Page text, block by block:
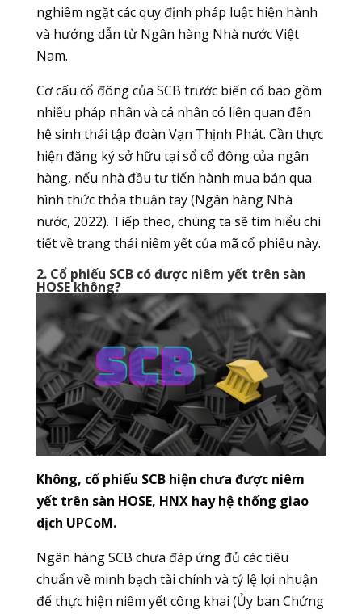
nghiêm ngặt các quy định pháp luật hiện hành
và hướng dẫn từ Ngân hàng Nhà nước Việt
Nam.
Cơ cấu cổ đông của SCB trước biến cố bao gồm
nhiều pháp nhân và cá nhân có liên quan đến
hệ sinh thái tập đoàn Vạn Thịnh Phát. Cần thực
hiện đăng ký sở hữu tại sổ cổ đông của ngân
hàng, nếu nhà đầu tư tiến hành mua bán qua
hình thức thỏa thuận tay (Ngân hàng Nhà
nước, 2022). Tiếp theo, chúng ta sẽ tìm hiểu chi
tiết về trạng thái niêm yết của mã cổ phiếu này.
2. Cổ phiếu SCB có được niêm yết trên sàn
HOSE không?
Không, cổ phiếu SCB hiện chưa được niêm
yết trên sàn HOSE, HNX hay hệ thống giao
dịch UPCoM.
Ngân hàng SCB chưa đáp ứng đủ các tiêu
chuẩn về minh bạch tài chính và tỷ lệ lợi nhuận
để thực hiện niêm yết công khai (Ủy ban Chứng